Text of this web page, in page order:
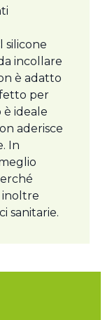
silicone
incollare
è adatto
per
ideale
aderisce
In
inoltre
sanitarie.